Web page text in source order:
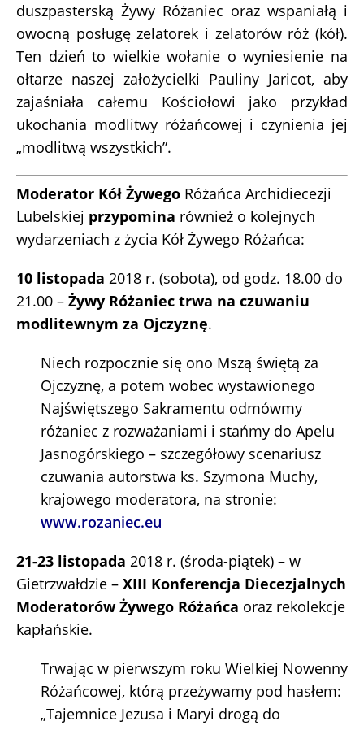
duszpasterską Żywy Różaniec oraz wspaniałą i
owocną posługę zelatorek i zelatorów róż (kół).
Ten dzień to wielkie wołanie o wyniesienie na
ołtarze naszej założycielki Pauliny Jaricot, aby
zajaśniała całemu ­Kościołowi ­jako przykład
ukochania modlitwy ­różańcowej i czynienia jej
„modlitwą wszystkich”.
Moderator Kół Żywego Różańca Archidiecezji
Lubelskiej przypomina również o kolejnych
wydarzeniach z życia Kół Żywego Różańca:
10 listopada 2018 r. (sobota), od godz. 18.00 do
21.00 – Żywy Różaniec trwa na czuwaniu
modlitewnym za Ojczyznę.
Niech rozpocznie się ono Mszą świętą za
Ojczyznę, a potem wobec wystawionego
Najświętszego Sakramentu odmówmy
różaniec z rozważaniami i stańmy do Apelu
Jasnogórskiego – szczegółowy scenariusz
czuwania autorstwa ks. Szymona Muchy,
krajowego moderatora, na stronie:
www.rozaniec.eu
21-23 listopada 2018 r. (środa-piątek) – w
Gietrzwałdzie – XIII Konferencja Diecezjalnych
Moderatorów Żywego Różańca oraz rekolekcje
kapłańskie.
Trwając w pierwszym roku Wielkiej Nowenny
Różańcowej, którą przeżywamy pod hasłem:
„Tajemnice Jezusa i Maryi drogą do